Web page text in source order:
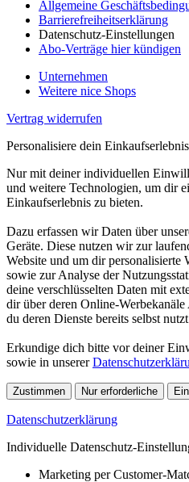
Allgemeine
Barrierefreiheitserklärung
Datenschutz-Einstellungen
Abo-Verträge hier kündigen
Unternehmen
Weitere nice Shops
Vertrag widerrufen
Personalisiere dein Einkaufserlebnis
Nur mit deiner individuellen
und weitere Technologien, um dir
Einkaufserlebnis zu bieten.
Dazu erfassen wir Daten über
Geräte. Diese nutzen wir zur
Website und um dir personalisierte
sowie zur Analyse der
deine verschlüsselten Daten mit
dir über deren Online-
du deren Dienste bereits selbst
Erkundige dich bitte vor deiner
sowie in unserer
Zustimmen Nur erforderliche
Datenschutzerklärung
Individuelle Datenschutz-
Marketing per Customer-